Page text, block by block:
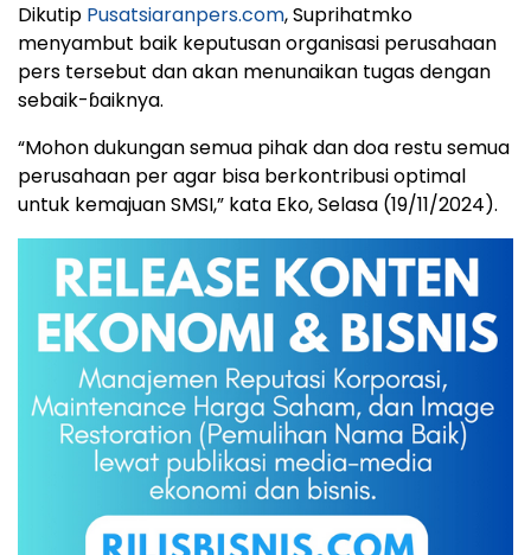
Dikutip Pusatsiaranpers.com, Suprihatmko
menyambut baik keputusan organisasi perusahaan
pers tersebut dan akan menunaikan tugas dengan
sebaik-ɓaiknya.
“Mohon dukungan semua pihak dan doa restu semua
perusahaan per agar bisa berkontribusi optimal
untuk kemajuan SMSI,” kata Eko, Selasa (19/11/2024).